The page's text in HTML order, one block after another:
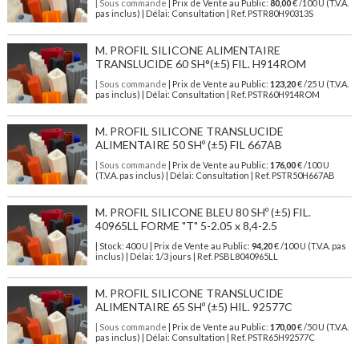
| Sous commande | Prix de Vente au Public: 80,00€ /100 U (T.V.A.
pas inclus) | Délai: Consultation | Ref. PSTR80H90313S
M. PROFIL SILICONE ALIMENTAIRE
TRANSLUCIDE 60 SH°(±5) FIL. H914ROM
| Sous commande | Prix de Vente au Public: 123,20€ /25 U (T.V.A.
pas inclus) | Délai: Consultation | Ref. PSTR60H914ROM
M. PROFIL SILICONE TRANSLUCIDE
ALIMENTAIRE 50 SHº (±5) FIL 667AB
| Sous commande | Prix de Vente au Public: 176,00€ /100 U
(T.V.A. pas inclus) | Délai: Consultation | Ref. PSTR50H667AB
M. PROFIL SILICONE BLEU 80 SHº (±5) FIL.
40965LL FORME "T" 5-2.05 x 8,4-2.5
| Stock: 400 U | Prix de Vente au Public: 94,20€/100 U (T.V.A. pas
inclus)
| Délai: 1/3 jours | Ref. PSBL8040965LL
M. PROFIL SILICONE TRANSLUCIDE
ALIMENTAIRE 65 SHº (±5) HIL. 92577C
| Sous commande | Prix de Vente au Public: 170,00€ /50 U (T.V.A.
pas inclus) | Délai: Consultation | Ref. PSTR65H92577C